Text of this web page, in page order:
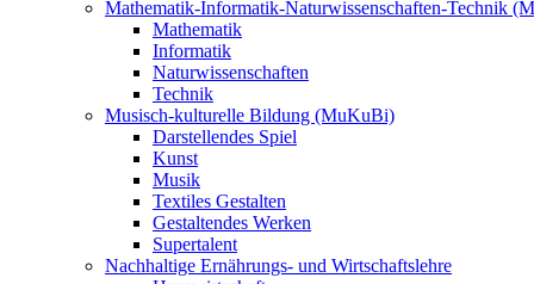
Mathematik-Informatik-Naturwissenschaften-Technik
Mathematik
Informatik
Naturwissenschaften
Technik
Musisch-kulturelle Bildung (MuKuBi)
Darstellendes Spiel
Kunst
Musik
Textiles Gestalten
Gestaltendes Werken
Supertalent
Nachhaltige Ernährungs- und Wirtschaftslehre